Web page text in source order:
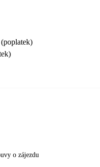
o zájezdu